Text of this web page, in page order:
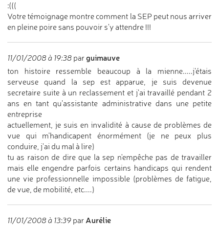
:(((
Votre témoignage montre comment la SEP peut nous arriver
en pleine poire sans pouvoir s'y attendre !!!
11/01/2008 à 19:38 par guimauve
ton histoire ressemble beaucoup à la mienne.....j'étais
serveuse quand la sep est apparue, je suis devenue
secretaire suite à un reclassement et j'ai travaillé pendant 2
ans en tant qu'assistante administrative dans une petite
entreprise
actuellement, je suis en invalidité à cause de problèmes de
vue qui m'handicapent énormément (je ne peux plus
conduire, j'ai du mal à lire)
tu as raison de dire que la sep n'empêche pas de travailler
mais elle engendre parfois certains handicaps qui rendent
une vie professionnelle impossible (problèmes de fatigue,
de vue, de mobilité, etc....)
11/01/2008 à 13:39 par Aurélie